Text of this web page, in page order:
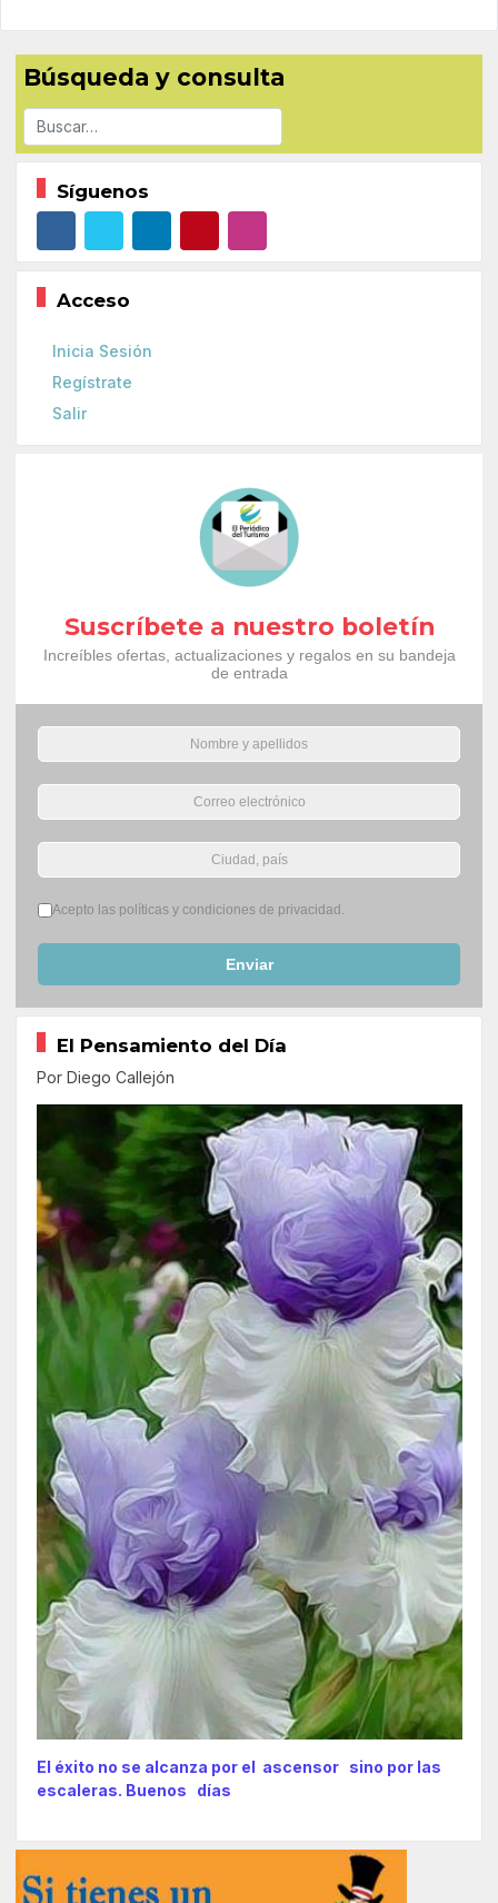
Búsqueda y consulta
Buscar
Síguenos
Acceso
Inicia Sesión
Regístrate
Salir
Suscríbete a nuestro boletín
Increíbles ofertas, actualizaciones y regalos en su bandeja
de entrada
Términos del servicio*
Acepto las políticas y condiciones de privacidad.
Enviar
El Pensamiento del Día
Por Diego Callejón
El éxito no se alcanza por el ascensor sino por las
escaleras. Buenos días